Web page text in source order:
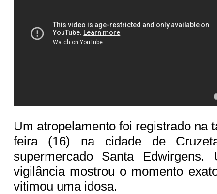
Um atropelamento foi registrado na
feira (16) na cidade de
supermercado Santa
vigilância mostrou o momento
vitimou uma idosa.